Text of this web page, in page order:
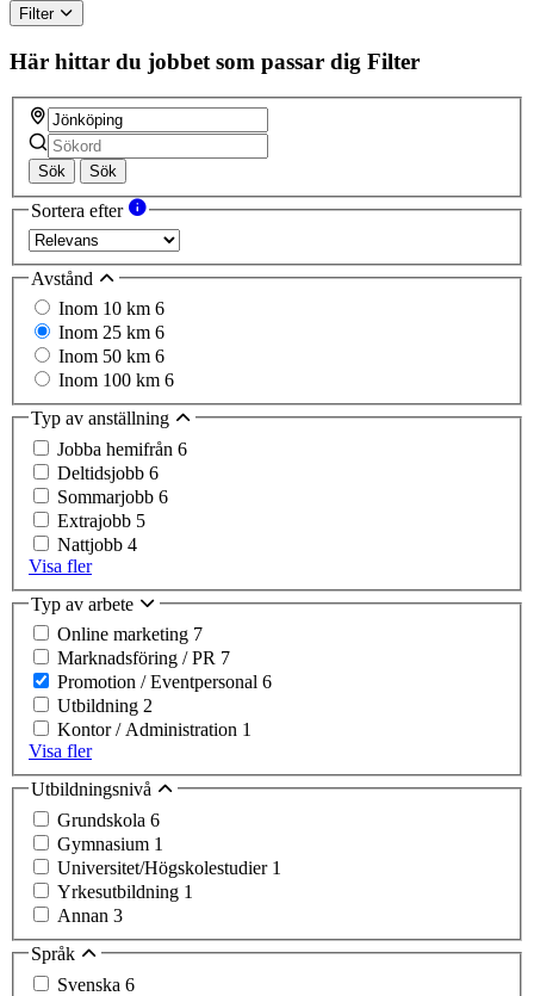
Filter
Här hittar du jobbet som passar dig Filter
Sök Sök
Sortera efter
Avstånd
Inom 10 km 6
Inom 25 km 6
Inom 50 km 6
Inom 100 km 6
Typ av anställning
Jobba hemifrån 6
Deltidsjobb 6
Sommarjobb 6
Extrajobb 5
Nattjobb 4
Visa fler
Typ av arbete
Online marketing 7
Marknadsföring / PR 7
Promotion / Eventpersonal 6
Utbildning 2
Kontor / Administration 1
Visa fler
Utbildningsnivå
Grundskola 6
Gymnasium 1
Universitet/Högskolestudier 1
Yrkesutbildning 1
Annan 3
Språk
Svenska 6